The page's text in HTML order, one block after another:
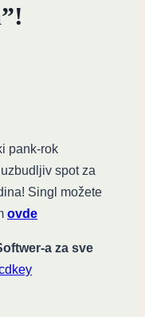
pank-rok
spot za
Singl možete
ovde
a za sve